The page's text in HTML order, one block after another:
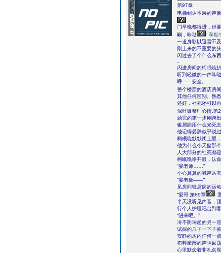
第97章
电梯到达本层的声
门早晚都得进，但
唰，咔哒
孕期
一道身影以迅雷不
刚上来的不重要的
闪过去了个什么东
-
闪进房间的柯眠晚
听到轻微的一声咔
呼――安全。
整个楼层的酒店房间
其他任何区别。熟
还好，社死还可以
深呼吸整理心情,第
劲完的第一步刚跨
银屑病用什么光死
他记得晏辞似乎说
柯眠晚默默闭上眼
他为什么今天赌那
人大部分的社死都
柯眠晚睁开眼，认
“晏老师……”
小心翼翼的喊声从
“晏老板――”
见房间银屑病的运
“晏哥,第89章
半天没听见声音，
行个人护理吧台到
“进来吧。”
冷不防响起的另一
试探的爪子一下子
安静的房内任何一
布料摩擦的声响回
心里默念着非礼勿